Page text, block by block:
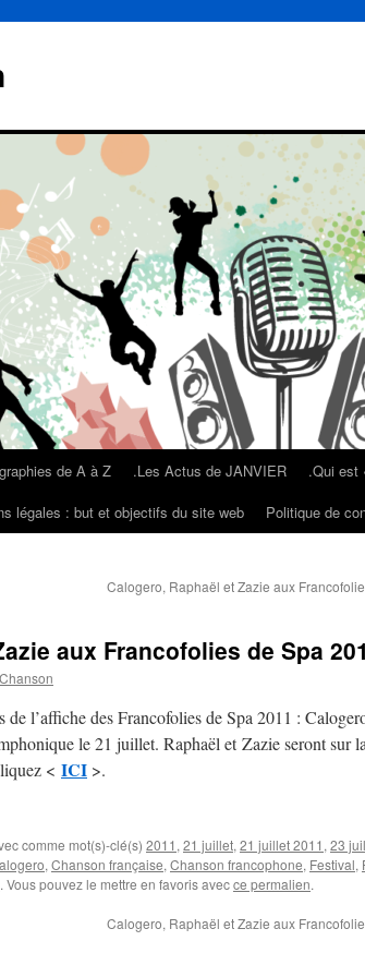
de A à Z .Les Actus de JANVIER .Qui est
légales : but et objectifs du site web Politique de
Calogero, Raphaël et Zazie aux
aux Francofolies de Spa
l’affiche des Francofolies de Spa 2011 :
le 21 juillet. Raphaël et Zazie seront sur
< ICI >.
comme mot(s)-clé(s) 2011 , 21 juillet, 21 juillet 2011 , 23
, Chanson française, Chanson francophone, Festival,
. Vous pouvez le mettre en favoris avecce permalien.
Calogero, Raphaël et Zazie aux